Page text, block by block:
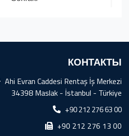
КОНТАКТЫ
Ahi Evran Caddesi Rentaş İş Merkezi
34398 Maslak - İstanbul - Türkiye
+90 212 276 63 00
+90 212 276 13 00